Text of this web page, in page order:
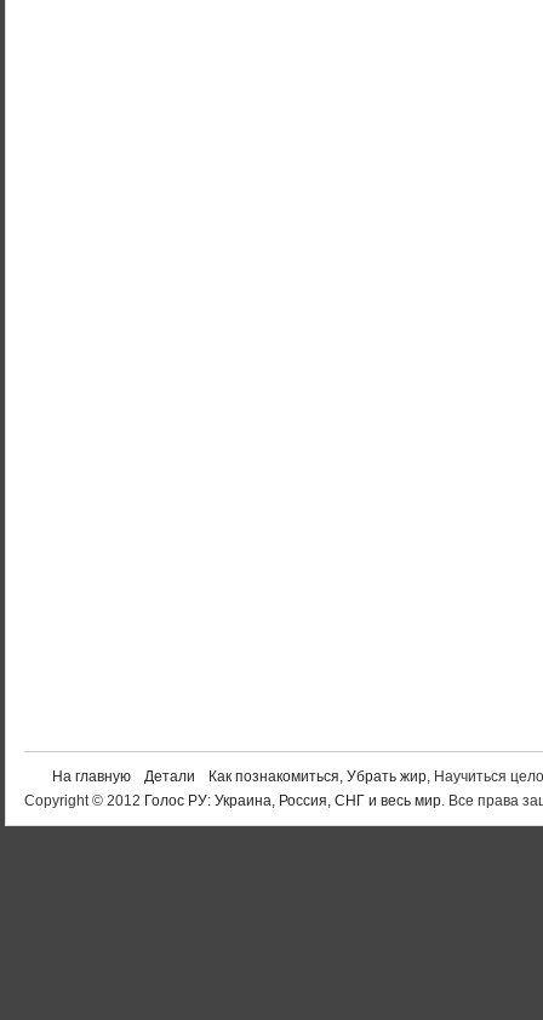
На главную Детали Как познакомиться, Убрать жир, Научиться
Copyright © 2012 Голос РУ: Украина, Россия, СНГ и весь мир. Все права